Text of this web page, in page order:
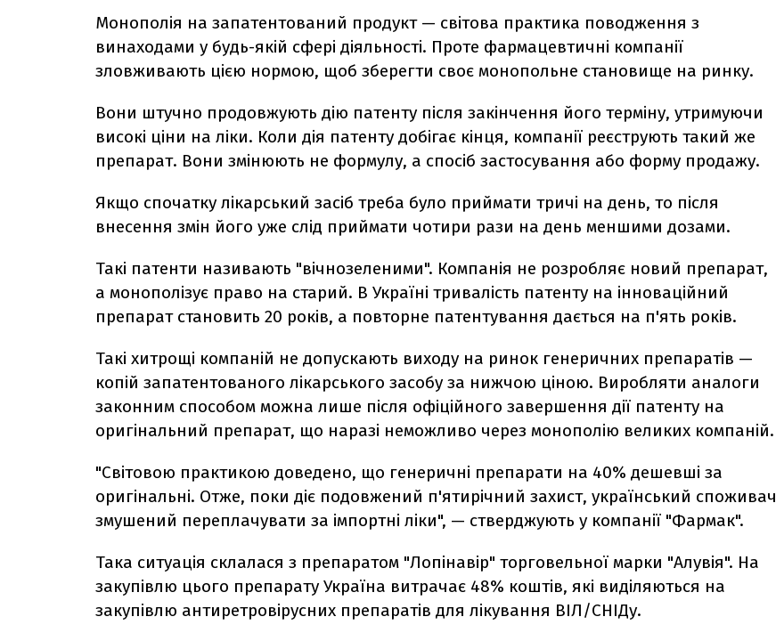
Монополія на запатентований продукт — світова практика поводження з
винаходами у будь-якій сфері діяльності. Проте фармацевтичні компанії
зловживають цією нормою, щоб зберегти своє монопольне становище на ринку.
Вони штучно продовжують дію патенту після закінчення його терміну, утримуючи
високі ціни на ліки. Коли дія патенту добігає кінця, компанії реєструють такий же
препарат. Вони змінюють не формулу, а спосіб застосування або форму продажу.
Якщо спочатку лікарський засіб треба було приймати тричі на день, то після
внесення змін його уже слід приймати чотири рази на день меншими дозами.
Такі патенти називають "вічнозеленими". Компанія не розробляє новий препарат,
а монополізує право на старий. В Україні тривалість патенту на інноваційний
препарат становить 20 років, а повторне патентування дається на п'ять років.
Такі хитрощі компаній не допускають виходу на ринок генеричних препаратів —
копій запатентованого лікарського засобу за нижчою ціною. Виробляти аналоги
законним способом можна лише після офіційного завершення дії патенту на
оригінальний препарат, що наразі неможливо через монополію великих компаній.
"Світовою практикою доведено, що генеричні препарати на 40% дешевші за
оригінальні. Отже, поки діє подовжений п'ятирічний захист, український споживач
змушений переплачувати за імпортні ліки", — стверджують у компанії "Фармак".
Така ситуація склалася з препаратом "Лопінавір" торговельної марки "Алувія". На
закупівлю цього препарату Україна витрачає 48% коштів, які виділяються на
закупівлю антиретровірусних препаратів для лікування ВІЛ/СНІДу.